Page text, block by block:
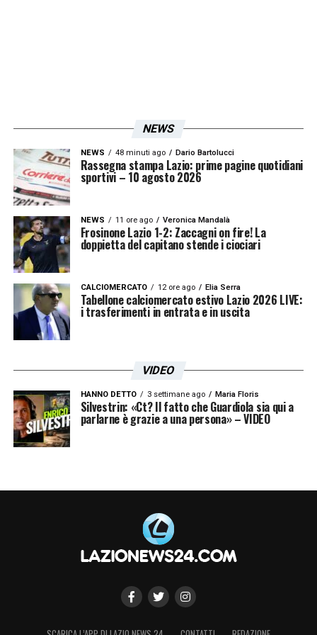
NEWS
NEWS 48 minuti ago Dario Bartolucci
Rassegna stampa Lazio: prime pagine quotidiani
sportivi – 10 agosto 2026
NEWS 11 ore ago Veronica Mandalà
Frosinone Lazio 1-2: Zaccagni on fire! La
doppietta del capitano stende i ciociari
CALCIOMERCATO 12 ore ago Elia Serra
Tabellone calciomercato estivo Lazio 2026 LIVE:
i trasferimenti in entrata e in uscita
VIDEO
HANNO DETTO 3 settimane ago Maria Floris
Silvestrin: «Ct? Il fatto che Guardiola sia qui a
parlarne è grazie a una persona» – VIDEO